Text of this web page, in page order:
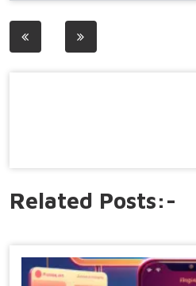
Post
Related Posts:-